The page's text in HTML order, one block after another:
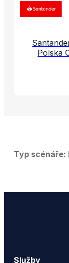
Polska
Typ scénáře:
Služby